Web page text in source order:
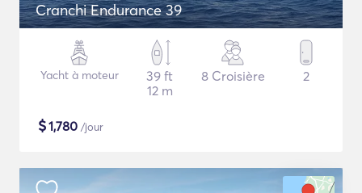
Cranchi Endurance 39
Yacht à moteur
39 ft
12 m
8 Croisière 2
$1,780 /jour